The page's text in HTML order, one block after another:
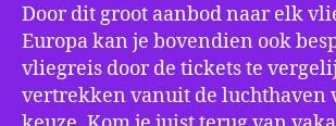
Door dit groot aanbod naar elk
Europa kan je bovendien ook
vliegreis door de tickets te
vertrekken vanuit de luchthaven